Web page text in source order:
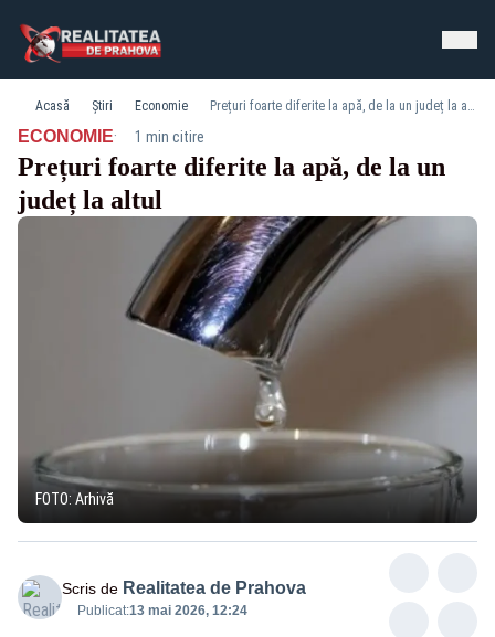
Acasă Știri Economie Prețuri foarte diferite la apă, de la un județ la altul
ECONOMIE· 1 min citire
Prețuri foarte diferite la apă, de la un
județ la altul
FOTO: Arhivă
Scris de Realitatea de Prahova
Publicat:13 mai 2026, 12:24